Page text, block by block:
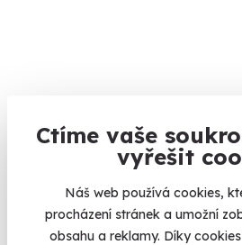
Ctíme vaše
vyřešit
Náš web používá cookies,
procházení stránek a umožní
obsahu a reklamy. Díky
Gurmánský zážitek v
Zážitkové menu v horách
Místo (Krušné hory)
(+ 1 další lokalita)